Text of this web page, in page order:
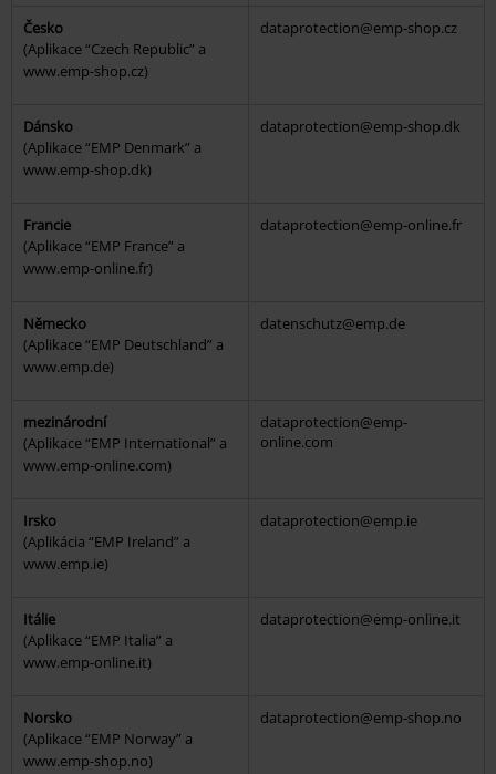
Česko
(Aplikace “Czech Republic” a
www.emp-shop.cz)
dataprotection@emp-shop.cz
Dánsko
(Aplikace “EMP Denmark” a
www.emp-shop.dk)
dataprotection@emp-shop.dk
Francie
(Aplikace “EMP France” a
www.emp-online.fr)
dataprotection@emp-online.fr
Německo
(Aplikace “EMP Deutschland” a
www.emp.de)
datenschutz@emp.de
mezinárodní
(Aplikace “EMP International” a
www.emp-online.com)
dataprotection@emp-
online.com
Irsko
(Aplikácia “EMP Ireland” a
www.emp.ie)
dataprotection@emp.ie
Itálie
(Aplikace “EMP Italia” a
www.emp-online.it)
dataprotection@emp-online.it
Norsko
(Aplikace “EMP Norway” a
www.emp-shop.no)
dataprotection@emp-shop.no